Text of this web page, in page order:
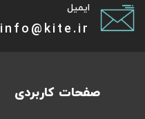
ایمیل
info@kite.ir
صفحات کاربردی